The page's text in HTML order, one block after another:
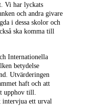
Vi har lyckats
och andra givare
i dessa skolor och
ska komma till
Internationella
betydelse
Utvärderingen
haft och att
upphov till.
intervjua ett urval